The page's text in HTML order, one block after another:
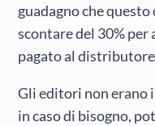
guadagno che
scontare del 30%
pagato al
Gli editori non erano
in caso di bisogno,